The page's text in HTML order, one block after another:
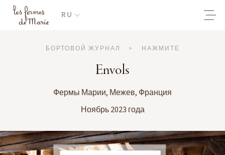
RU
БОРТОВОЙ ЖУРНАЛ > НАЖМИТЕ
Envols
Фермы Марии, Межев, Франция
Ноябрь 2023 года